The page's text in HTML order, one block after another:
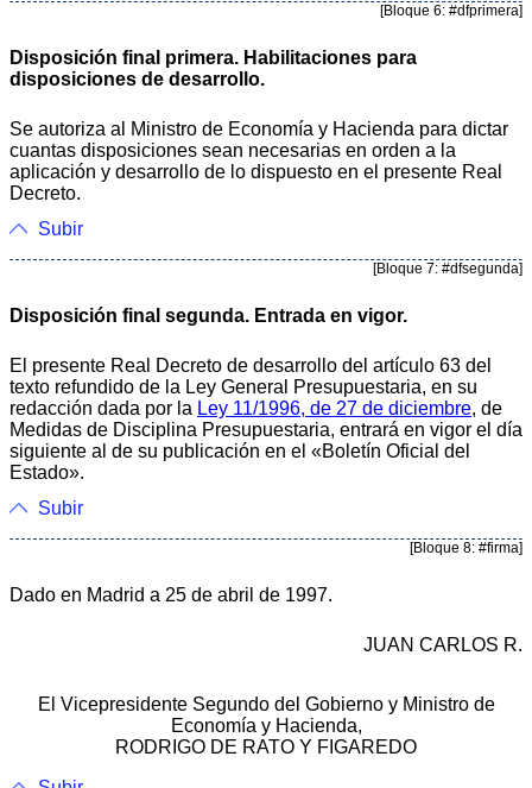
[Bloque 6: #dfprimera]
Disposición final primera. Habilitaciones para
disposiciones de desarrollo.
Se autoriza al Ministro de Economía y Hacienda para dictar
cuantas disposiciones sean necesarias en orden a la
aplicación y desarrollo de lo dispuesto en el presente Real
Decreto.
Subir
[Bloque 7: #dfsegunda]
Disposición final segunda. Entrada en vigor.
El presente Real Decreto de desarrollo del artículo 63 del
texto refundido de la Ley General Presupuestaria, en su
redacción dada por la Ley 11/1996, de 27 de diciembre, de
Medidas de Disciplina Presupuestaria, entrará en vigor el día
siguiente al de su publicación en el «Boletín Oficial del
Estado».
Subir
[Bloque 8: #firma]
Dado en Madrid a 25 de abril de 1997.
JUAN CARLOS R.
El Vicepresidente Segundo del Gobierno y Ministro de
Economía y Hacienda,
RODRIGO DE RATO Y FIGAREDO